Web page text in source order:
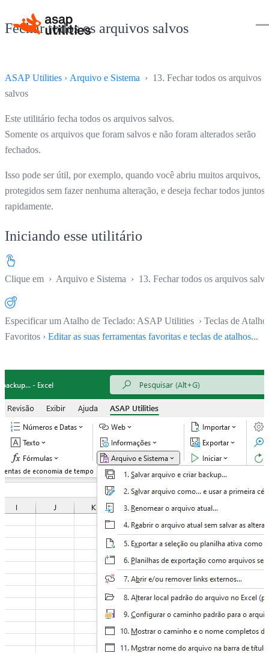
Fechar todos os arquivos salvos
ASAP Utilities › Arquivo e Sistema › 13. Fechar todos os arquivos
salvos
Este utilitário fecha todos os arquivos salvos.
Somente os arquivos que foram salvos e não foram alterados serão
fechados.
Isso pode ser útil, por exemplo, quando você abriu muitos arquivos,
protegidos sem fazer nenhuma alteração, e deseja fechar todos juntos
rapidamente.
Iniciando esse utilitário
Clique em › Arquivo e Sistema › 13. Fechar todos os arquivos
Especificar um Atalho de Teclado: ASAP Utilities › Teclas de Atalho
Favoritos › Editar as suas ferramentas favoritas e teclas de atalhos...